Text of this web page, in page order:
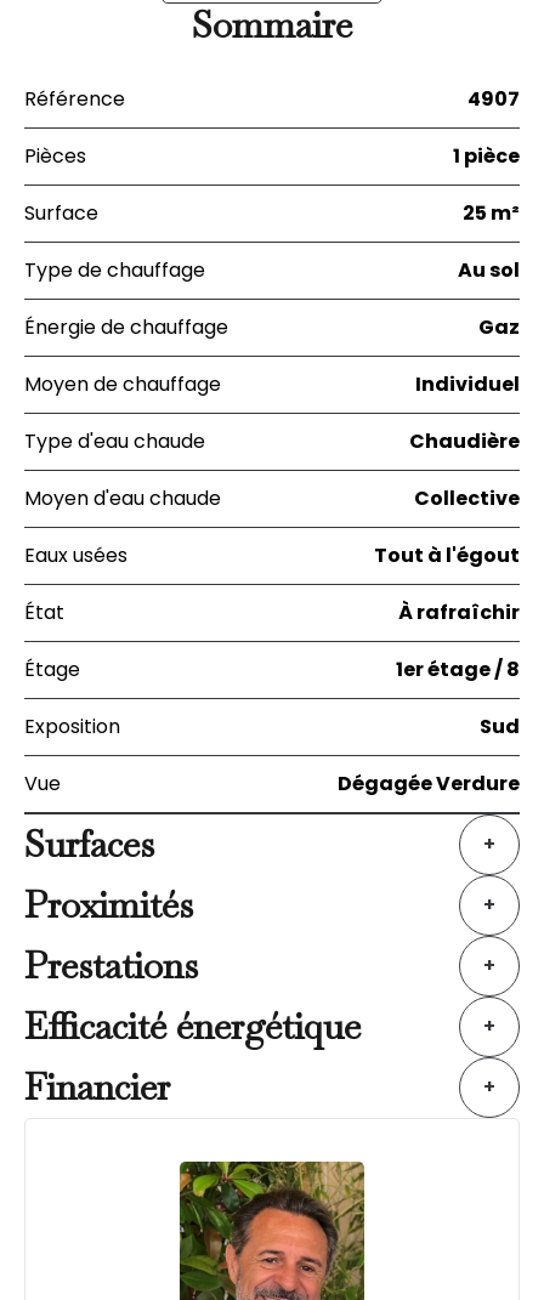
Sommaire
Référence 4907
Pièces 1 pièce
Surface 25 m²
Type de chauffage Au sol
Énergie de chauffage Gaz
Moyen de chauffage Individuel
Type d'eau chaude Chaudière
Moyen d'eau chaude Collective
Eaux usées Tout à l'égout
État À rafraîchir
Étage 1er étage / 8
Exposition Sud
Vue Dégagée Verdure
Surfaces +
Proximités +
Prestations +
Efficacité énergétique +
Financier +